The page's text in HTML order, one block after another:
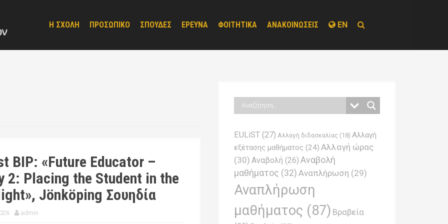
Η ΣΧΟΛΗ ΠΡΟΣΩΠΙΚΟ ΣΠΟΥΔΕΣ ΕΡΕΥΝΑ ΦΟΙΤΗΤΙΚΑ ΑΝΑΚΟΙΝΩΣΕΙΣ EN
BIP: «Future Educator –
2: Placing the Student in the
Jönköping Σουηδία
admin
EULiST (27) Αλλαγή διδασκαλίας (18) Αλλαγή
εξέτασης μαθήματος (24) Αλλαγή ώρας
(30) Αναβολή (26) Αναβολή
μαθήματος (32) Αναπλήρωση (29)
Αναπλήρωση
μαθήματος (87) Βραβεία